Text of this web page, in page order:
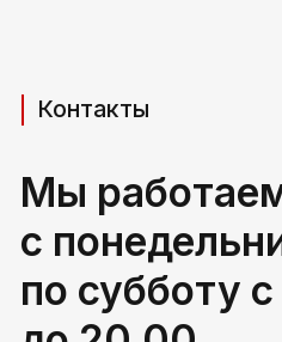
РБ, Брестская область,